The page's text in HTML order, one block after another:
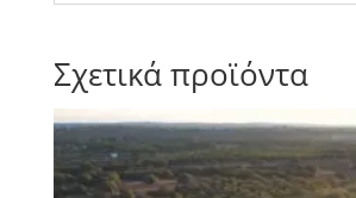
Σχετικά προϊόντα